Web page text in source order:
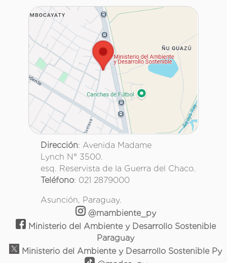
Dirección: Avenida Madame
Lynch N° 3500.
esq. Reservista de la Guerra del Chaco.
Teléfono: 021 2879000
Asunción, Paraguay.
@mambiente_py
Ministerio del Ambiente y Desarrollo Sostenible
Paraguay
Ministerio del Ambiente y Desarrollo Sostenible Py